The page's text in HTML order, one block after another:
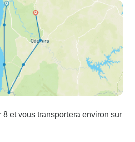
et vous transportera environ sur